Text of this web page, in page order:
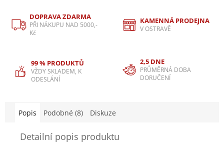
DOPRAVA ZDARMA
PŘI NÁKUPU NAD 5000,-
Kč
KAMENNÁ PRODEJNA
V OSTRAVĚ
99 % PRODUKTŮ
VŽDY SKLADEM, K
ODESLÁNÍ
2,5 DNE
PRŮMĚRNÁ DOBA
DORUČENÍ
Popis Podobné (8) Diskuze
Detailní popis produktu